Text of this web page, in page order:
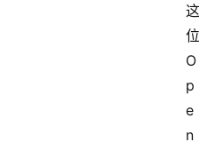
这
位
O
p
e
n